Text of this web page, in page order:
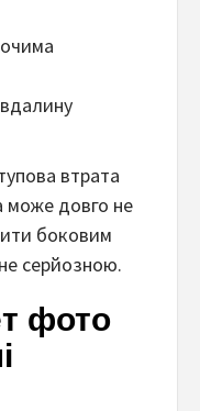
втрата
може довго не
боковим
серйозною.
фото